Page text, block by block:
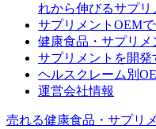
れから伸びるサプリ
サプリメントOEM
健康食品・サプリ
サプリメントを開
ヘルスクレーム別
運営会社情報
売れる健康食品・サプリ